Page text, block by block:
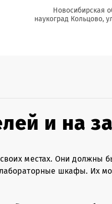
Новосибирская
наукоград Кольцово,
и на
местах. Они должны
шкафы. Их